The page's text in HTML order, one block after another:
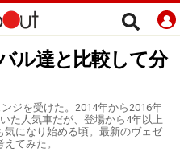
ル達と比較して分
ジを受けた。2014年から2016年
た人気車だが、登場から4年以上
になり始める頃。最新のヴェゼ
てみた。